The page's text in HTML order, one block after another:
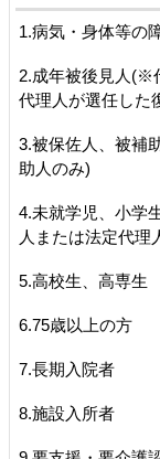
1.病気・身体等の
2.成年被後見人(※
代理人が選任した
3.被保佐人、被補
助人のみ)
4.未就学児、小学
人または法定代理
5.高校生、高専生
6.75歳以上の方
7.長期入院者
8.施設入所者